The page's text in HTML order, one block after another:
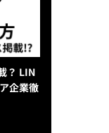
？ LIN
企業徹